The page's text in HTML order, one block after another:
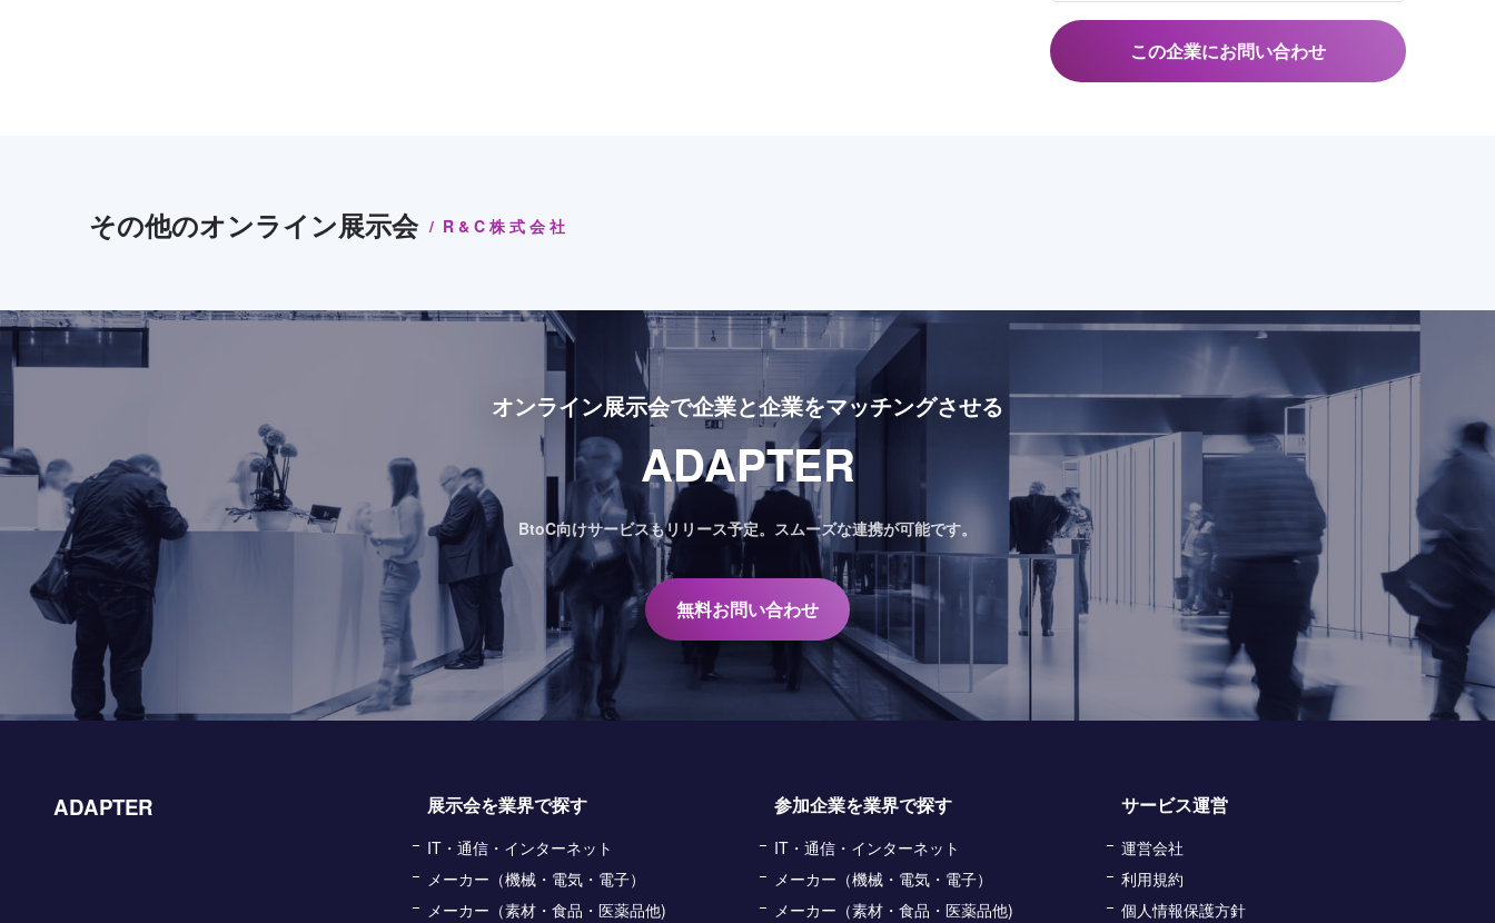
この企業にお問い合わせ
その他のオンライン展示会 R&C株式会社
オンライン展示会で企業と企業をマッチングさせる
ADAPTER
BtoC向けサービスもリリース予定。 スムーズな連携が可能です。
無料お問い合わせ
ADAPTER 展示会を業界で探す
IT・通信・インターネット
メーカー（機械・電気・電子）
メーカー（素材・食品・医薬品他)
参加企業を業界で探す
IT・通信・インターネット
メーカー（機械・電気・電子）
メーカー（素材・食品・医薬品他)
サービス運営
運営会社
利用規約
個人情報保護方針